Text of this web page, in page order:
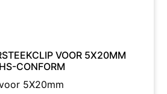
VOOR 5X20MM
CONFORM
5X20mm